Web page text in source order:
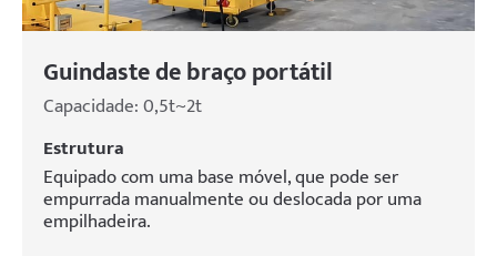
Guindaste de braço portátil
Capacidade: 0,5t~2t
Estrutura
Equipado com uma base móvel, que pode ser
empurrada manualmente ou deslocada por uma
empilhadeira.